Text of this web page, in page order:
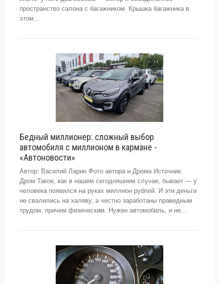
пространство салона с багажником. Крышка багажника в
этом...
Бедный миллионер: сложный выбор
автомобиля с миллионом в кармане -
«Автоновости»
Автор: Василий Ларин Фото автора и Дрома Источник:
Дром Такое, как в нашем сегодняшнем случае, бывает — у
человека появился на руках миллион рублей. И эти деньги
не свалились на халяву, а честно заработаны праведным
трудом, причем физическим. Нужен автомобиль, и не...